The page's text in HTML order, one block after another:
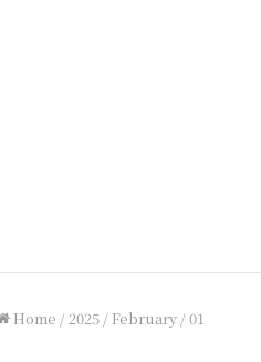
Home /2025 / February /01